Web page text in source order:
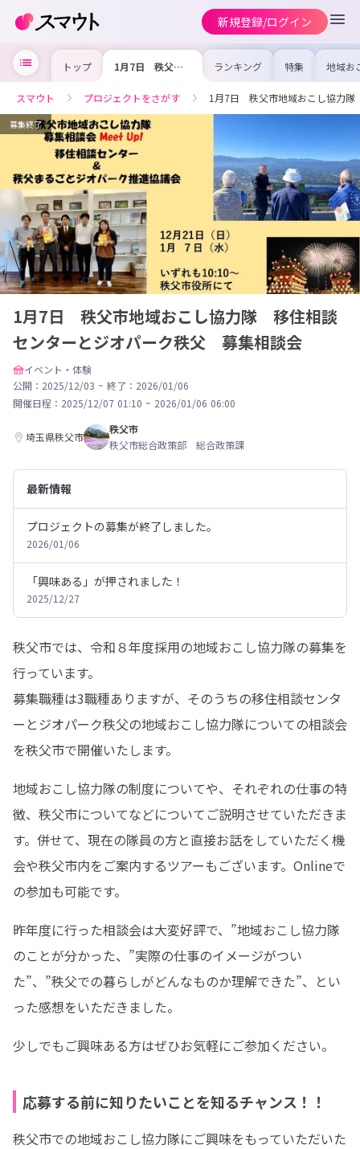
新規登録/ログイン
トップ 1月7日 秩父市
地域おこし協力
ターとジオパーク
秩父 募集相談
会
ランキング 特集 地域お
の求
を集め
事内容
を比較
合った
スマウト プロジェクトをさがす 1月7日 秩父市地域おこし協力
募集終了
1月7日 秩父市地域おこし協力隊 移住相談
センターとジオパーク秩父 募集相談会
イベント・体験
公開：2025/12/03 ~ 終了：2026/01/06
開催日程： 2025/12/07 01:10 ~ 2026/01/06 06:00
埼玉県秩父市
秩父市
秩父市総合政策部 総合政策課
最新情報
プロジェクトの募集が終了しました。
2026/01/06
「興味ある」が押されました！
2025/12/27
秩父市では、令和８年度採用の地域おこし協力隊の募集を
行っています。
募集職種は3職種ありますが、そのうちの移住相談センタ
ーとジオパーク秩父の地域おこし協力隊についての相談会
を秩父市で開催いたします。
地域おこし協力隊の制度についてや、それぞれの仕事の特
徴、秩父市についてなどについてご説明させていただきま
す。併せて、現在の隊員の方と直接お話をしていただく機
会や秩父市内をご案内するツアーもございます。Onlineで
の参加も可能です。
昨年度に行った相談会は大変好評で、”地域おこし協力隊
のことが分かった、”実際の仕事のイメージがつい
た”、”秩父での暮らしがどんなものか理解できた”、とい
った感想をいただきました。
少しでもご興味ある方はぜひお気軽にご参加ください。
応募する前に知りたいことを知るチャンス！！
秩父市での地域おこし協力隊にご興味をもっていただいた